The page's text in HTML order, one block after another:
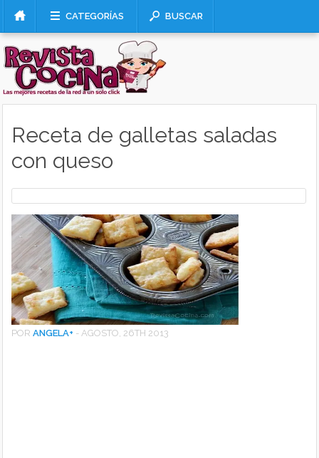
CATEGORÍAS BUSCAR
Receta de galletas saladas
con queso
PORANGELA+ -AGOSTO, 26TH 2013